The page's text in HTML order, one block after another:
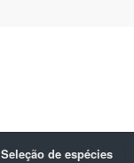
Seleção de espécies